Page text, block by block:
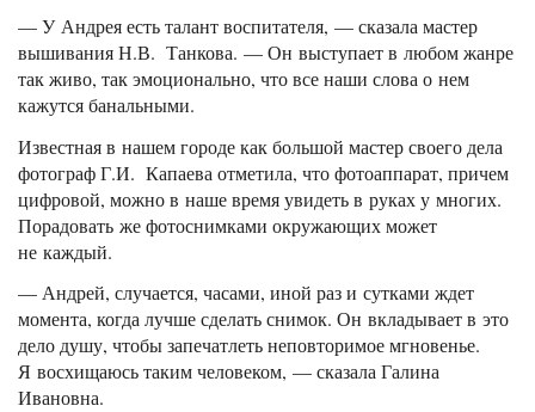
— У Андрея есть талант воспитателя, — сказала мастер
вышивания Н.В. Танкова. — Он выступает в любом жанре
так живо, так эмоционально, что все наши слова о нем
кажутся банальными.
Известная в нашем городе как большой мастер своего дела
фотограф Г.И. Капаева отметила, что фотоаппарат, причем
цифровой, можно в наше время увидеть в руках у многих.
Порадовать же фотоснимками окружающих может
не каждый.
— Андрей, случается, часами, иной раз и сутками ждет
момента, когда лучше сделать снимок. Он вкладывает в это
дело душу, чтобы запечатлеть неповторимое мгновенье.
Я восхищаюсь таким человеком, — сказала Галина
Ивановна.